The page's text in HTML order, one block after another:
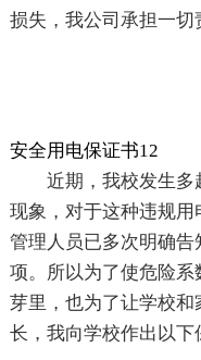
损失，我公司承担一切
安全用电保证书12
近期，我校发生多
现象，对于这种违规
管理人员已多次明确
项。所以为了使危险
芽里，也为了让学校
长，我向学校作出以下